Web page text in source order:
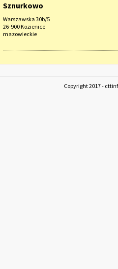
Sznurkowo
Warszawska 30b/5
26-900 Kozienice
mazowieckie
Copyright 2017 -